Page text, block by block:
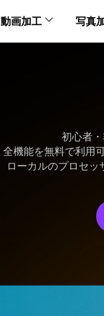
動画加工 写真
操作ガ
操作ガ
初心者
全機能を無料で利用
ローカルのプロセッ